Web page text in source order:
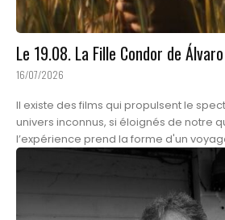
Le 19.08. La Fille Condor de
16/07/2026
Il existe des films qui propulsent le
univers inconnus, si éloignés de notre
l’expérience prend la forme d'un